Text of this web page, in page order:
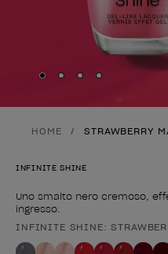
Skip to slide
Skip to slide
Skip to slide
Skip to
HOME STRAWBERRY
INFINITE SHINE
Uno smalto nero cremoso,
ingresso.
Forma del prodotto
INFINITE SHINE: